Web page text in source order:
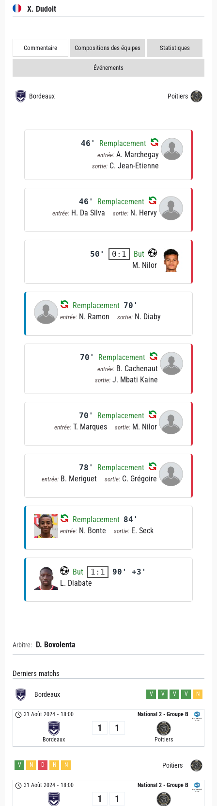
X. Dudoit
Commentaire Compositions des équipes Statistiques
Événements
Bordeaux Poitiers
46' Remplacement
entrée: A. Marchegay
sortie: C. Jean-Etienne
46' Remplacement
entrée: H. Da Silva sortie: N. Hervy
50' 0:1
But
M. Nilor
Remplacement 70'
entrée: N. Ramon sortie: N. Diaby
70' Remplacement
entrée: B. Cachenaut
sortie: J. Mbati Kaine
70' Remplacement
entrée: T. Marques sortie: M. Nilor
78' Remplacement
entrée: B. Meriguet sortie: C. Grégoire
Remplacement 84'
entrée: N. Bonte sortie: E. Seck
But 1:1
90' +3'
L. Diabate
Arbitre: D. Bovolenta
Derniers matchs
Bordeaux V V V V N
National 2 - Groupe B
31 Août 2024 - 18:00
Bordeaux
1 1
Poitiers
Poitiers
V N D N N
National 2 - Groupe B
31 Août 2024 - 18:00
1 1